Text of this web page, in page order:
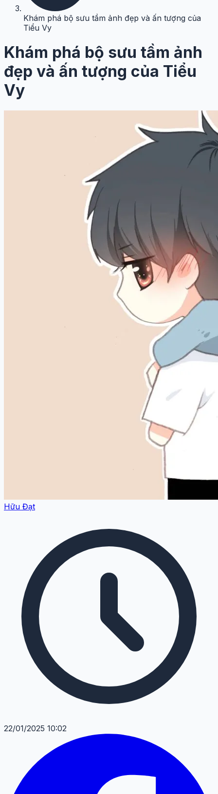
Khám phá bộ sưu tầm ảnh đẹp và ấn tượng của
Tiểu Vy
Khám phá bộ sưu tầm ảnh
đẹp và ấn tượng của Tiểu
Vy
Hữu Đạt
22/01/2025 10:02